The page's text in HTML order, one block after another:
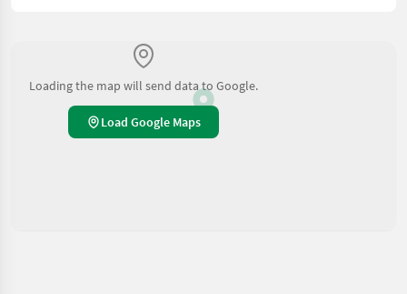
Loading the map will send data to Google.
Load Google Maps